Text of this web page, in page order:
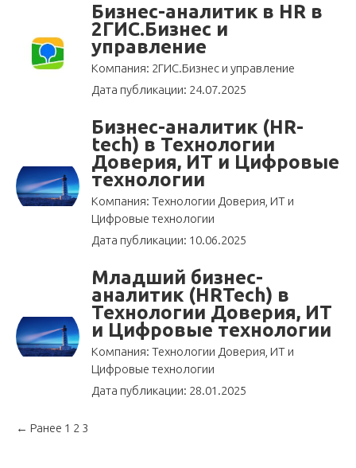
Бизнес-аналитик в HR в
2ГИС.Бизнес и
управление
Компания: 2ГИС.Бизнес и управление
Дата публикации: 24.07.2025
Бизнес-аналитик (HR-
tech) в Технологии
Доверия, ИТ и Цифровые
технологии
Компания: Технологии Доверия, ИТ и
Цифровые технологии
Дата публикации: 10.06.2025
Младший бизнес-
аналитик (HRTech) в
Технологии Доверия, ИТ
и Цифровые технологии
Компания: Технологии Доверия, ИТ и
Цифровые технологии
Дата публикации: 28.01.2025
← Ранее 1 2 3